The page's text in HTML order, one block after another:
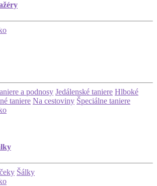
a podnosy Jedálenské taniere Hlboké
taniere Na cestoviny Špeciálne taniere
Šálky